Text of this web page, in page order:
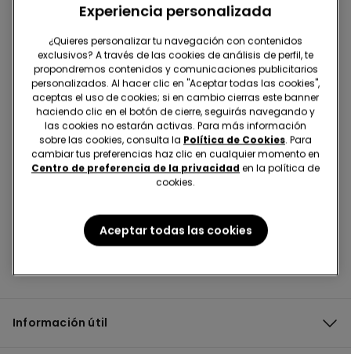
Hola, sigamos en contacto, ¡Inscríbete!
Encuentra Tienda
Información útil
Experiencia personalizada
¿Quieres personalizar tu navegación con contenidos
exclusivos? A través de las cookies de análisis de perfil, te
propondremos contenidos y comunicaciones publicitarios
personalizados. Al hacer clic en "Aceptar todas las cookies",
aceptas el uso de cookies; si en cambio cierras este banner
haciendo clic en el botón de cierre, seguirás navegando y
las cookies no estarán activas. Para más información
sobre las cookies, consulta la Política de Cookies. Para
cambiar tus preferencias haz clic en cualquier momento en
Centro de preferencia de la privacidad en la política de
cookies.
Aceptar todas las cookies